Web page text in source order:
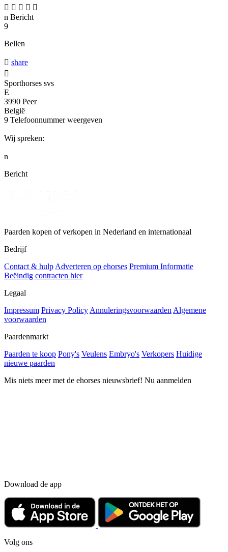
    
n Bericht
9
Bellen
 share

Sporthorses svs
E
3990 Peer
België
9 Telefoonnummer weergeven
Wij spreken:
n
Bericht
Paarden kopen of verkopen in Nederland en internationaal
Bedrijf
Contact & hulp Adverteren op ehorses Premium Informatie
Beëindig contracten hier
Legaal
Impressum Privacy Policy Annuleringsvoorwaarden Algemene
voorwaarden
Paardenmarkt
Paarden te koop Pony's Veulens Embryo's Verkopers Huidige
nieuwe paarden
Mis niets meer met de ehorses nieuwsbrief! Nu aanmelden
Download de app
Volg ons